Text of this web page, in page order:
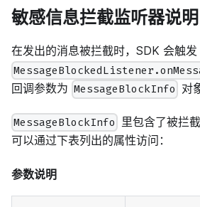
敏感信息拦截监听器说明
在发出的消息被拦截时，SDK 会触发
回调参数为 MessageBlockInfo 对
MessageBlockInfo 里包含了被拦
可以通过下表列出的属性访问：
参数说明